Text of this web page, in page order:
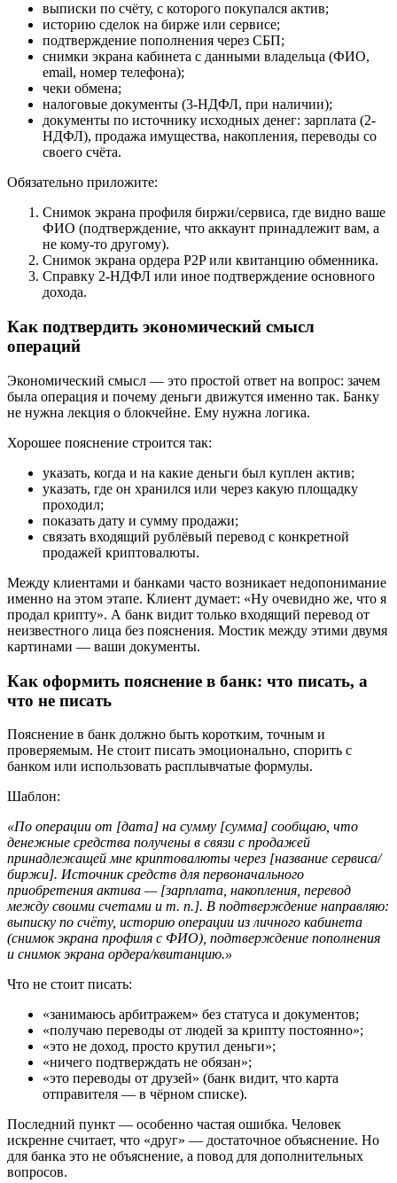
выписки по счёту, с которого покупался актив;
историю сделок на бирже или сервисе;
подтверждение пополнения через СБП;
снимки экрана кабинета с данными владельца (ФИО,
email, номер телефона);
чеки обмена;
налоговые документы (3-НДФЛ, при наличии);
документы по источнику исходных денег: зарплата (2-
НДФЛ), продажа имущества, накопления, переводы со
своего счёта.
Обязательно приложите:
Снимок экрана профиля биржи/сервиса, где видно ваше
ФИО (подтверждение, что аккаунт принадлежит вам, а
не кому-то другому).
Снимок экрана ордера P2P или квитанцию обменника.
Справку 2-НДФЛ или иное подтверждение основного
дохода.
Как подтвердить экономический смысл
операций
Экономический смысл — это простой ответ на вопрос: зачем
была операция и почему деньги движутся именно так. Банку
не нужна лекция о блокчейне. Ему нужна логика.
Хорошее пояснение строится так:
указать, когда и на какие деньги был куплен актив;
указать, где он хранился или через какую площадку
проходил;
показать дату и сумму продажи;
связать входящий рублёвый перевод с конкретной
продажей криптовалюты.
Между клиентами и банками часто возникает недопонимание
именно на этом этапе. Клиент думает: «Ну очевидно же, что я
продал крипту». А банк видит только входящий перевод от
неизвестного лица без пояснения. Мостик между этими двумя
картинами — ваши документы.
Как оформить пояснение в банк: что писать, а
что не писать
Пояснение в банк должно быть коротким, точным и
проверяемым. Не стоит писать эмоционально, спорить с
банком или использовать расплывчатые формулы.
Шаблон:
«По операции от [дата] на сумму [сумма] сообщаю, что
денежные средства получены в связи с продажей
принадлежащей мне криптовалюты через [название сервиса/
биржи]. Источник средств для первоначального
приобретения актива — [зарплата, накопления, перевод
между своими счетами и т. п.]. В подтверждение направляю:
выписку по счёту, историю операции из личного кабинета
(снимок экрана профиля с ФИО), подтверждение пополнения
и снимок экрана ордера/квитанцию.»
Что не стоит писать:
«занимаюсь арбитражем» без статуса и документов;
«получаю переводы от людей за крипту постоянно»;
«это не доход, просто крутил деньги»;
«ничего подтверждать не обязан»;
«это переводы от друзей» (банк видит, что карта
отправителя — в чёрном списке).
Последний пункт — особенно частая ошибка. Человек
искренне считает, что «друг» — достаточное объяснение. Но
для банка это не объяснение, а повод для дополнительных
вопросов.